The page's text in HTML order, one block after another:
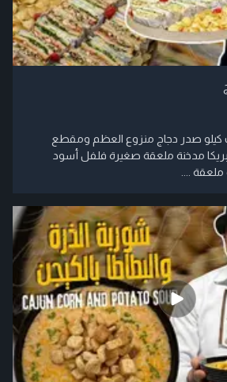
كيلو صدر دجاج منزوع العظم ومقطع
مدخنة ملعقة صغيرة فلفل أسود
....